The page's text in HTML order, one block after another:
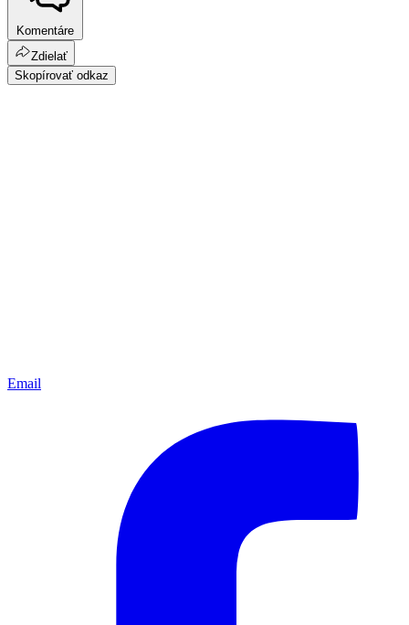
Komentáre
Zdielať
Skopírovať odkaz
Email